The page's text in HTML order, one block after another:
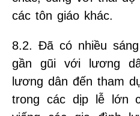
các tôn giáo khác.
8.2. Đã có nhiều
gần gũi với lương
lương dân đến tham
trong các dịp lễ lớn